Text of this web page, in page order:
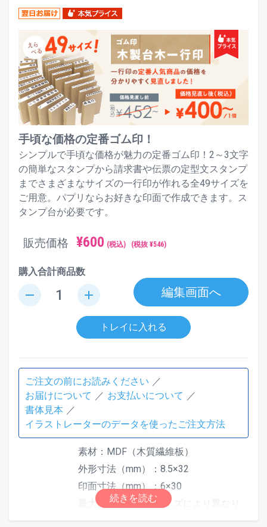
手頃な価格の定番ゴム印！
シンプルで手頃な価格が魅力の定番ゴム印！2～3文字
の簡単なスタンプから請求書や伝票の定型文スタンプ
までさまざまなサイズの一行印が作れる全49サイズを
ご用意。パプリならお好きな印面で作成できます。ス
タンプ台が必要です。
販売価格 ¥600 (税込) (税抜 ¥546)
購入合計商品数
remove add 編集画面へ
トレイに入れる
ご注文の前にお読みください
お届けについて
お支払いについて
書体見本
イラストレーターのデータを使ったご注文方法
素材：MDF（木質繊維板）
外形寸法（mm）：8.5×32
印面寸法（mm）：6×30
最大文字数は印面サイズにより異なり